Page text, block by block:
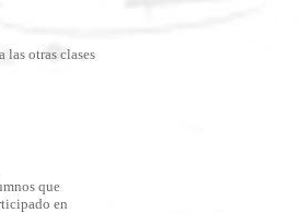
las otras clases
que
en